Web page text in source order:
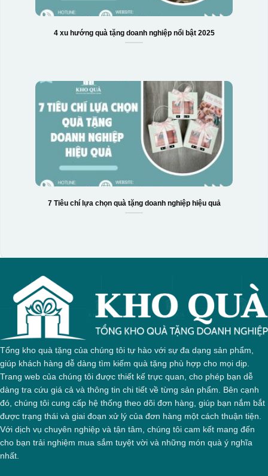
4 xu hướng quà tặng doanh nghiệp nổi bật 2025
7 Tiêu chí lựa chọn quà tặng doanh nghiệp hiệu quả
Tổng kho quà tặng của chúng tôi tự hào với sự đa dạng sản phẩm,
giúp khách hàng dễ dàng tìm kiếm quà tặng phù hợp cho mọi dịp.
Trang web của chúng tôi được thiết kế trực quan, cho phép bạn dễ
dàng tra cứu giá cả và thông tin chi tiết về từng sản phẩm. Bên cạnh
đó, chúng tôi cung cấp hệ thống theo dõi đơn hàng, giúp bạn nắm bắt
được trạng thái và giai đoạn xử lý của đơn hàng một cách thuận tiện.
Với dịch vụ chuyên nghiệp và tận tâm, chúng tôi cam kết mang đến
cho bạn trải nghiệm mua sắm tuyệt vời và những món quà ý nghĩa
nhất.